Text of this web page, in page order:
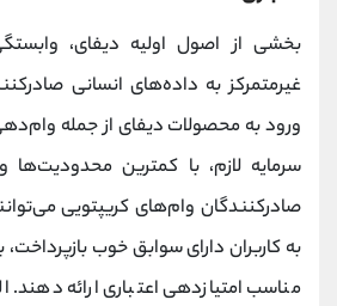
بخشی از اصول اولیه دیفای،
غیرمتمرکز به داده‌های انسانی
ورود به محصولات دیفای از جمله
سرمایه لازم، با کمترین
صادرکنندگان وام‌های کریپتویی
به کاربران دارای سوابق خوب
مناسب امتیازدهی اعتباری ارائه